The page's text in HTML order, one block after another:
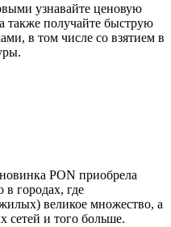
узнавайте ценовую
также получайте быструю
в том числе со взятием в
PON приобрела
городах, где
великое множество, а
сетей и того больше.